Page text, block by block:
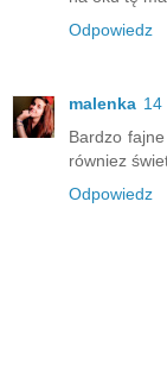
Odpowiedz
malenka 14
Bardzo
równiez
Odpowiedz